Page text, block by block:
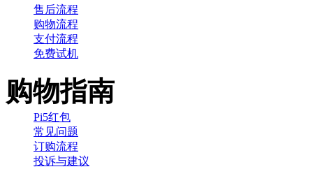
售后流程
购物流程
支付流程
免费试机
购物指南
Pi5红包
常见问题
订购流程
投诉与建议